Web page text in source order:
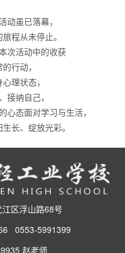
动虽已落幕，
程从未停止。
次活动中的收获
行动，
理状态，
接纳自己，
心态面对学习与生活，
长、绽放光彩。
区浮山路68号
0553-5991399
赵老师